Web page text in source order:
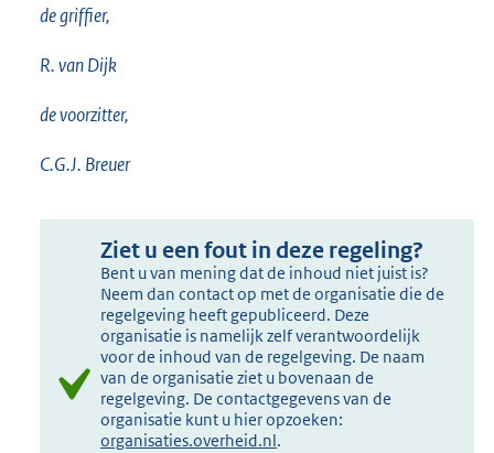
de griffier,
R. van Dijk
de voorzitter,
C.G.J. Breuer
Ziet u een fout in deze regeling?
Bent u van mening dat de inhoud niet juist is?
Neem dan contact op met de organisatie die de
regelgeving heeft gepubliceerd. Deze
organisatie is namelijk zelf verantwoordelijk
voor de inhoud van de regelgeving. De naam
van de organisatie ziet u bovenaan de
regelgeving. De contactgegevens van de
organisatie kunt u hier opzoeken:
organisaties.overheid.nl.